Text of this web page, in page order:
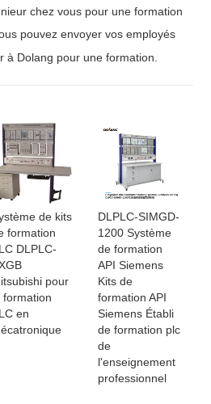
chez vous pour une formation
pouvez envoyer vos employés
à Dolang pour une formation.
de kits
formation
DLPLC-
pour
formation
en
DLPLC-SIMGD-
1200 Système
de formation
API Siemens
Kits de
formation API
Siemens Établi
de formation plc
de
l'enseignement
professionnel